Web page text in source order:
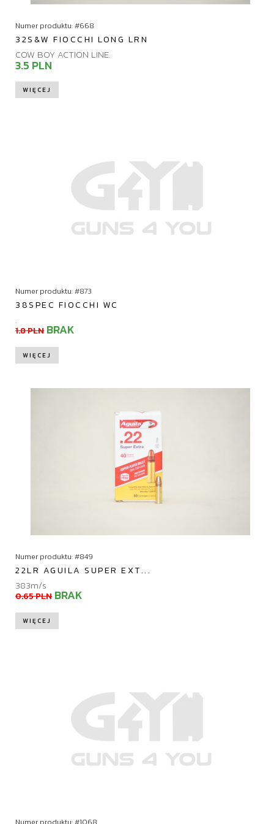
Numer produktu: #668
32S&W FIOCCHI LONG LRN
COW BOY ACTION LINE.
3.5 PLN
WIĘCEJ
Numer produktu: #873
38SPEC FIOCCHI WC
.
1.8 PLN BRAK
WIĘCEJ
Numer produktu: #849
22LR AGUILA SUPER EXT...
383m/s
0.65 PLN BRAK
WIĘCEJ